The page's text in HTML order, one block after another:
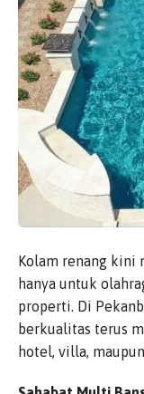
Kolam renang kini
hanya untuk
properti. Di
berkualitas terus
hotel, villa,